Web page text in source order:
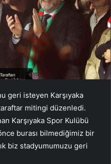
geri isteyen Karşıyaka
mitingi düzenledi.
Karşıyaka Spor Kulübü
burası bilmediğimiz bir
biz stadyumumuzu geri